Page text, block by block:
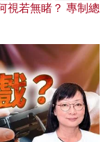
視若無睹？ 專制總